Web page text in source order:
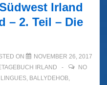
Irland
– 2. Teil – Die
ON
NOVEMBER 26, 2017
IRLAND
NO
, BALLYDEHOB,